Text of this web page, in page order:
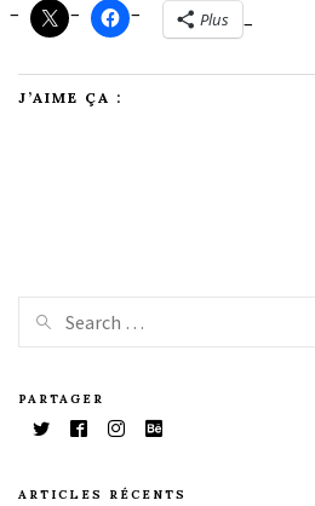
Plus
J’AIME ÇA :
PARTAGER
ARTICLES RÉCENTS